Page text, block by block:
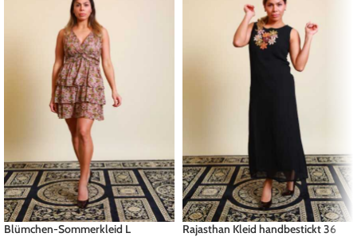
Blümchen-Sommerkleid L Rajasthan Kleid handbestickt 36